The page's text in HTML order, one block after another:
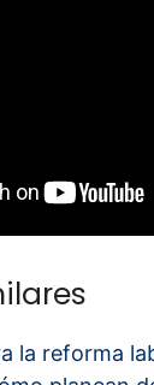
la reforma